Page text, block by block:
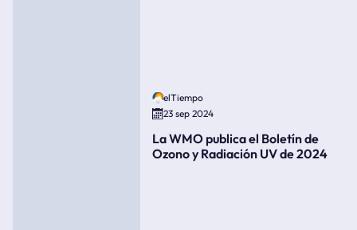
elTiempo
23 sep 2024
La WMO publica el Boletín de
Ozono y Radiación UV de 2024